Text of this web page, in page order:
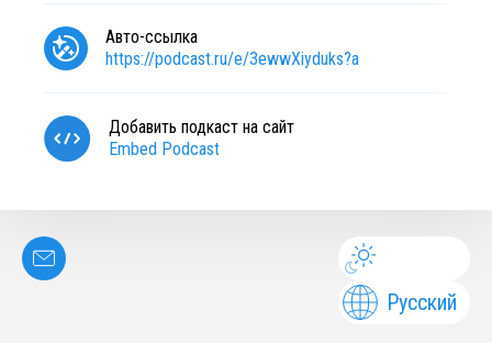
Авто-ссылка
https://podcast.ru/e/3ewwXiyduks?a
Добавить подкаст на сайт
Embed Podcast
Русский